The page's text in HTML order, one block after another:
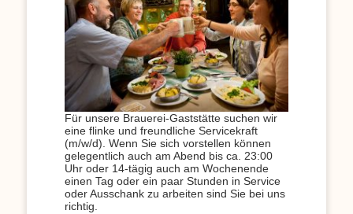
Für unsere Brauerei-Gaststätte suchen wir
eine flinke und freundliche Servicekraft
(m/w/d). Wenn Sie sich vorstellen können
gelegentlich auch am Abend bis ca. 23:00
Uhr oder 14-tägig auch am Wochenende
einen Tag oder ein paar Stunden in Service
oder Ausschank zu arbeiten sind Sie bei uns
richtig.